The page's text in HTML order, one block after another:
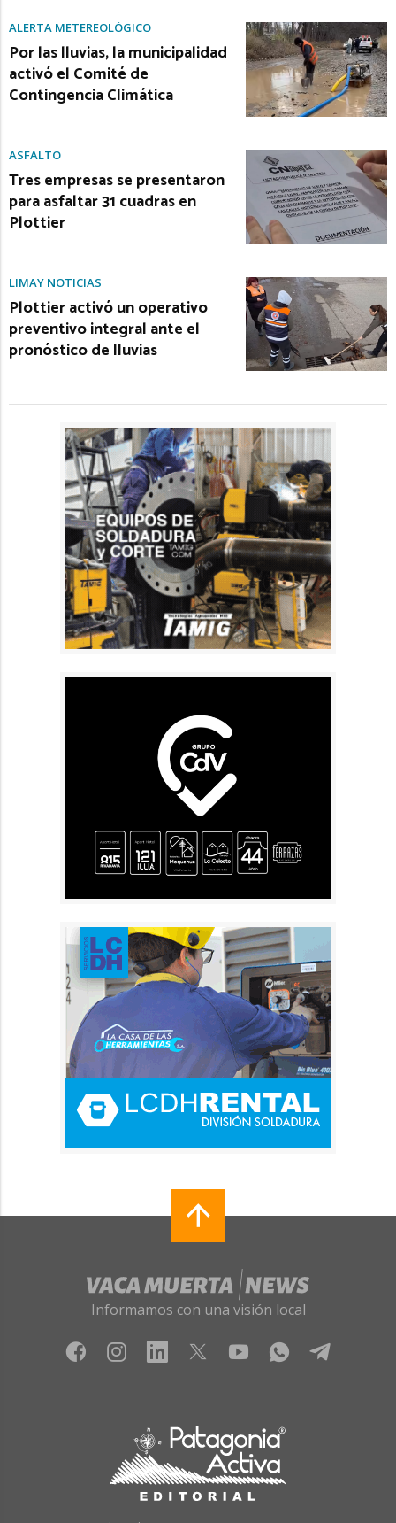
ALERTA METEREOLÓGICO
Por las lluvias, la municipalidad
activó el Comité de
Contingencia Climática
ASFALTO
Tres empresas se presentaron
para asfaltar 31 cuadras en
Plottier
LIMAY NOTICIAS
Plottier activó un operativo
preventivo integral ante el
pronóstico de lluvias
Informamos con una visión local